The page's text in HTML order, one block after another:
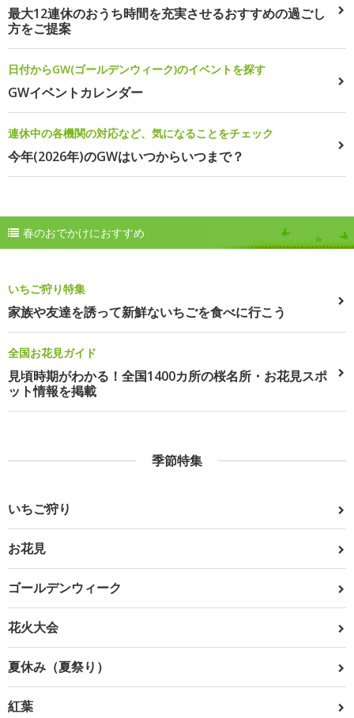
最大12連休のおうち時間を充実させるおすすめの過ごし
方をご提案
日付からGW(ゴールデンウィーク)のイベントを探す
GWイベントカレンダー
連休中の各機関の対応など、気になることをチェック
今年(2026年)のGWはいつからいつまで？
春のおでかけにおすすめ
いちご狩り特集
家族や友達を誘って新鮮ないちごを食べに行こう
全国お花見ガイド
見頃時期がわかる！全国1400カ所の桜名所・お花見スポ
ット情報を掲載
季節特集
いちご狩り
お花見
ゴールデンウィーク
花火大会
夏休み（夏祭り）
紅葉